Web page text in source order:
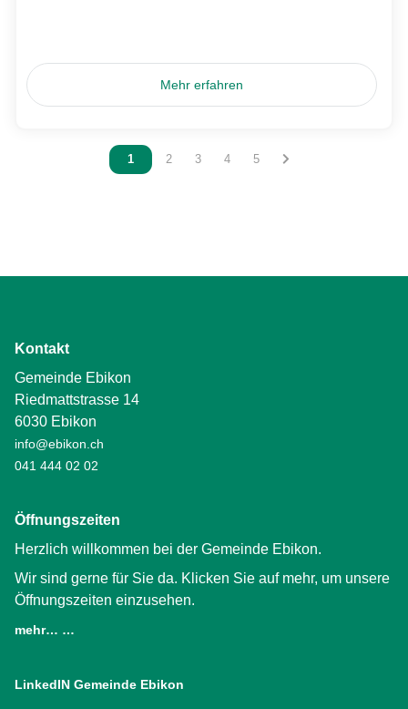
Mehr erfahren
Vous êtes sur la page
1 Vous êtes sur la page
2 Vous êtes sur la page
3 Vous êtes sur la page
4 Vous êtes sur la page
5
Kontakt
Gemeinde Ebikon
Riedmattstrasse 14
6030 Ebikon
info@ebikon.ch
041 444 02 02
Öffnungszeiten
Herzlich willkommen bei der Gemeinde Ebikon.
Wir sind gerne für Sie da. Klicken Sie auf mehr, um unsere
Öffnungszeiten einzusehen.
mehr… …
LinkedIN Gemeinde Ebikon